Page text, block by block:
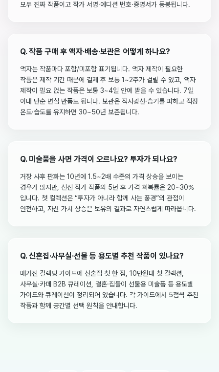
모두 진짜 작품이고 작가 서명·에디션 번호·증명서가 동봉됩니다.
Q.작품 구매 후 액자·배송·보관은 어떻게 하나요?
액자는 작품마다 포함/미포함 표기됩니다. 액자 제작이 필요한
작품은 제작 기간 때문에 결제 후 보통 1~2주가 걸릴 수 있고, 액자
제작이 필요 없는 작품은 보통 3~4일 안에 받을 수 있습니다. 7일
이내 단순 변심 반품도 됩니다. 보관은 직사광선·습기를 피하고 적정
온도·습도를 유지하면 30~50년 보존됩니다.
Q. 미술품을 사면 가격이 오르나요? 투자가 되나요?
거장 사후 판화는 10년에 1.5~2배 수준의 가격 상승을 보이는
경우가 많지만, 신진 작가 작품의 5년 후 가격 회복률은 20~30%
입니다. 첫 컬렉션은 “투자가 아니라 함께 사는 풍경”의 관점이
안전하고, 자산 가치 상승은 보유의 결과로 자연스럽게 따라옵니다.
Q.신혼집·사무실·선물 등 용도별 추천 작품이 있나요?
매거진 컬렉팅 가이드에 신혼집 첫 한 점, 10만원대 첫 컬렉션,
사무실·카페 B2B 큐레이션, 결혼·집들이 선물용 미술품 등 용도별
가이드와 큐레이션이 정리되어 있습니다. 각 가이드에서 5점씩 추천
작품과 함께 공간별 선택 원칙을 안내합니다.